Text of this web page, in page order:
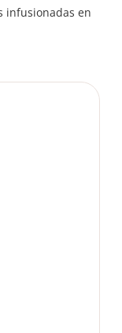
infusionadas en